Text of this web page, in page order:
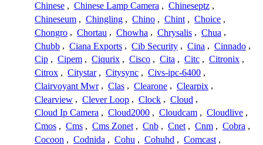
Chinese , Chinese Lamp Camera , Chineseptz ,
Chineseum , Chingling , Chino , Chint , Choice ,
Chongro , Chortau , Chowha , Chrysalis , Chua ,
Chubb , Ciana Exports , Cib Security , Cina , Cinnado ,
Cip , Cipem , Ciqurix , Cisco , Cita , Citc , Citronix ,
Citrox , Citystar , Citysync , Civs-ipc-6400 ,
Clairvoyant Mwr , Clas , Clearone , Clearpix ,
Clearview , Clever Loop , Clock , Cloud ,
Cloud Ip Camera , Cloud2000 , Cloudcam , Cloudlive ,
Cmos , Cms , Cms Zonet , Cnb , Cnet , Cnm , Cobra ,
Cocoon , Codnida , Cohu , Cohuhd , Comcast ,